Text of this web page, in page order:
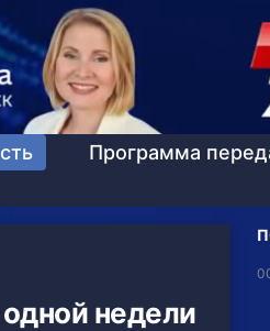
Программа
недели